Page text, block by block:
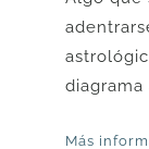
diagrama
Más